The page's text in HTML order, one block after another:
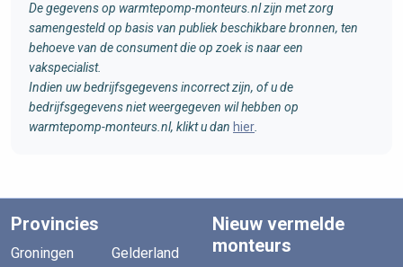
De gegevens op warmtepomp-monteurs.nl zijn met zorg
samengesteld op basis van publiek beschikbare bronnen, ten
behoeve van de consument die op zoek is naar een
vakspecialist.
Indien uw bedrijfsgegevens incorrect zijn, of u de
bedrijfsgegevens niet weergegeven wil hebben op
warmtepomp-monteurs.nl, klikt u dan hier
Provincies
Groningen
Gelderland
Nieuw vermelde
monteurs